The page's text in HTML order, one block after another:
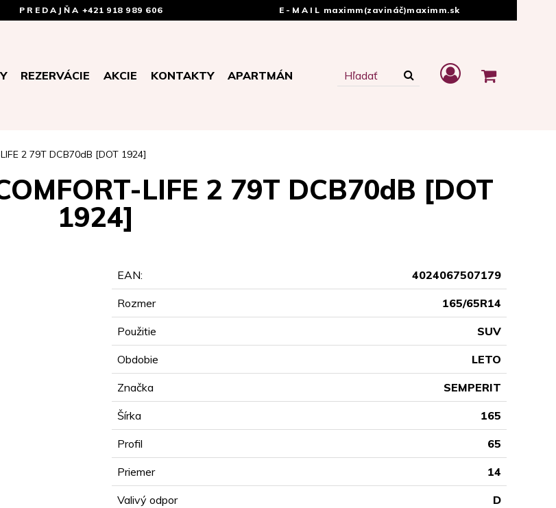
PREDAJŇA +421 918 989 606 E-MAIL maximm(zavináč)maximm.sk
REZERVÁCIE AKCIE KONTAKTY APARTMÁN
2 79T DCB70dB [DOT 1924]
LIFE 2 79T DCB70dB [DOT
1924]
EAN: 4024067507179
Rozmer 165/65R14
Použitie SUV
Obdobie LETO
Značka SEMPERIT
Šírka 165
Profil 65
Priemer 14
Valivý odpor D